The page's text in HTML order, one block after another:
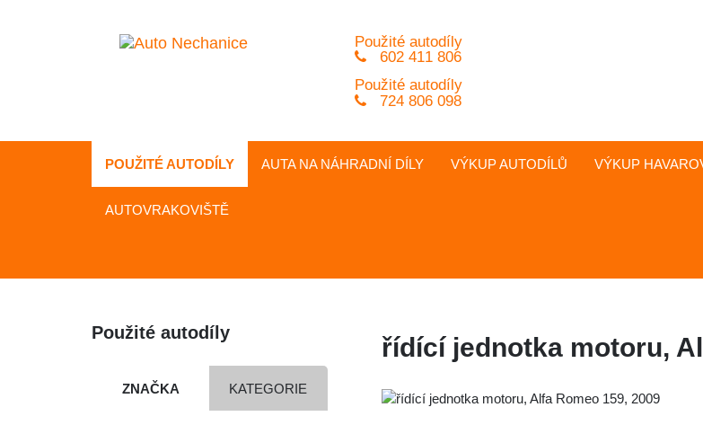
Použité autodíly
602 411 806
Použité autodíly
724 806 098
POUŽITÉ AUTODÍLY AUTA NA NÁHRADNÍ DÍLY VÝKUP AUTODÍLŮ VÝKUP
AUTOVRAKOVIŠTĚ
Použité autodíly
ZNAČKA KATEGORIE
řídící jednotka motoru,